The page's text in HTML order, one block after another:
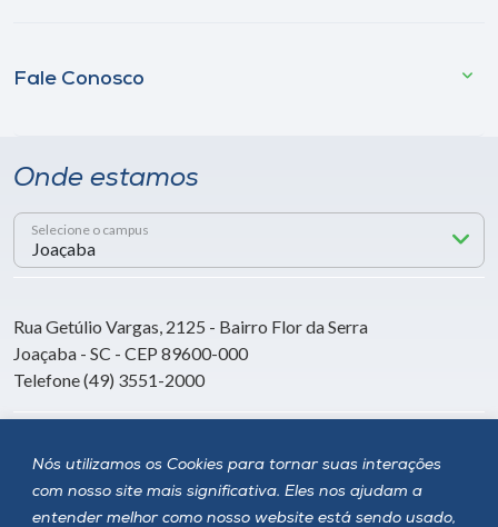
Nós utilizamos os Cookies para tornar suas interações
com nosso site mais significativa. Eles nos ajudam a
entender melhor como nosso website está sendo usado,
Fale Conosco
Onde estamos
Selecione o campus
Rua Getúlio Vargas, 2125 - Bairro Flor da Serra
Joaçaba - SC - CEP 89600-000
Telefone (49) 3551-2000
Siga a Unoesc